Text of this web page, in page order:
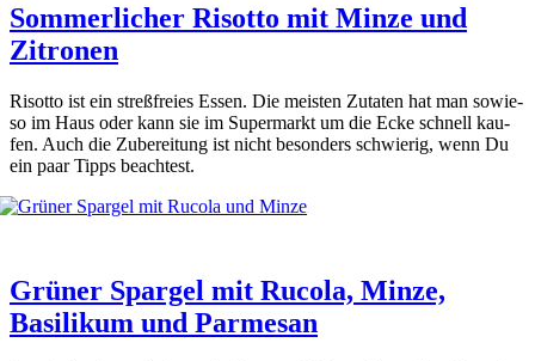
Sommerlicher Risotto mit Minze und
Zitronen
Risot­to ist ein streß­frei­es Essen. Die meis­ten Zuta­ten hat man sowie­
so im Haus oder kann sie im Super­markt um die Ecke schnell kau­
fen. Auch die Zube­rei­tung ist nicht beson­ders schwie­rig, wenn Du
ein paar Tipps beach­test.
Grüner Spargel mit Rucola, Minze,
Basilikum und Parmesan